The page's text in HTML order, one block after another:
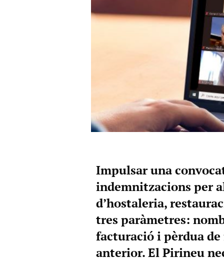
Impulsar una
indemnitzacions per
d’hostaleria,
tres paràmetres:
facturació i pèrdua
anterior. El Pirineu